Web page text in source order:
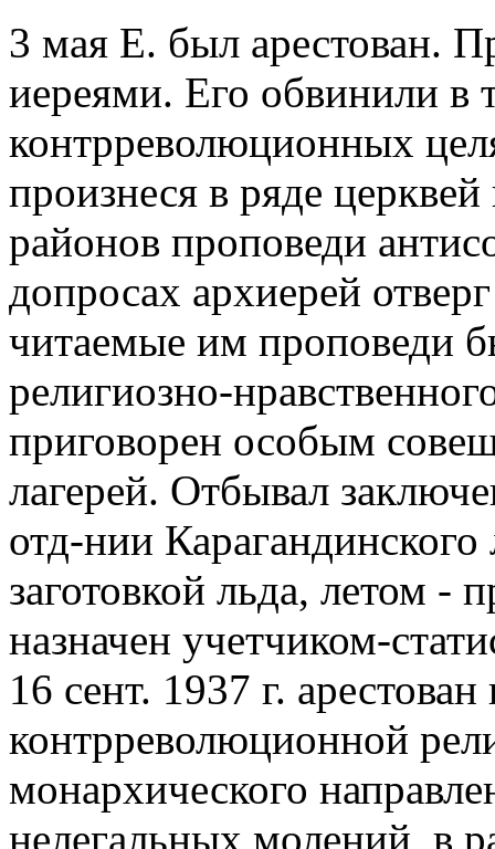
3 мая Е. был арестован.
иереями. Его обвинили в
контрреволюционных
произнеся в ряде
районов проповеди
допросах архиерей
читаемые им проповеди
религиозно-
приговорен особым
лагерей. Отбывал
отд-нии
заготовкой льда, летом -
назначен учетчиком-
16 сент. 1937 г.
контрреволюционной
монархического
нелегальных молений, в